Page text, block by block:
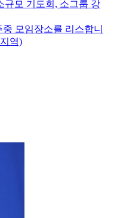
규모 기도회, 소그룹 강
모임장소를 리스합니
역)